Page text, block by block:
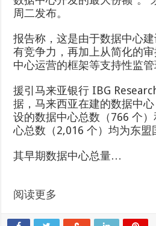
周二发布。
报告称，这是由于数据中心
有竞争力，再加上从简化的
中心运营的框架等支持性监管
援引马来亚银行 IBG
据，马来西亚在建的数据中
设的数据中心总数（766 个
心总数（2,016 个）均为东盟
其早期数据中心总量…
阅读更多